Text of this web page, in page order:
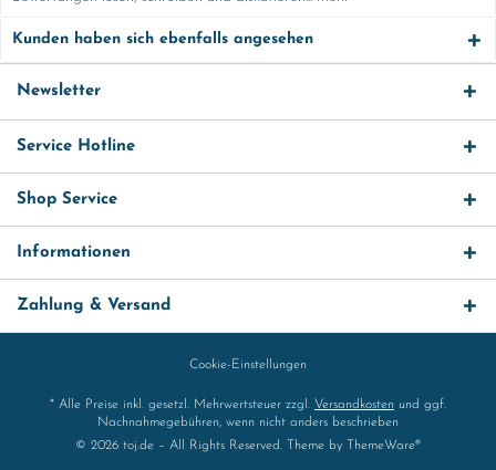
Kunden haben sich ebenfalls angesehen
Newsletter
Service Hotline
Shop Service
Informationen
Zahlung & Versand
Cookie-Einstellungen
* Alle Preise inkl. gesetzl. Mehrwertsteuer zzgl. Versandkosten und ggf.
Nachnahmegebühren, wenn nicht anders beschrieben
© 2026 toj.de – All Rights Reserved. Theme by
ThemeWare®